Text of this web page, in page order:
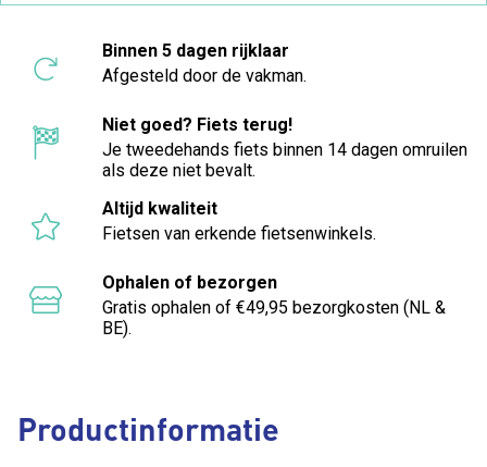
Productinformatie
Binnen 5 dagen rijklaar
Afgesteld door de vakman.
Niet goed? Fiets terug!
Je tweedehands fiets binnen 14 dagen omruilen
als deze niet bevalt.
Altijd kwaliteit
Fietsen van erkende fietsenwinkels.
Ophalen of bezorgen
Gratis ophalen of €49,95 bezorgkosten (NL &
BE).